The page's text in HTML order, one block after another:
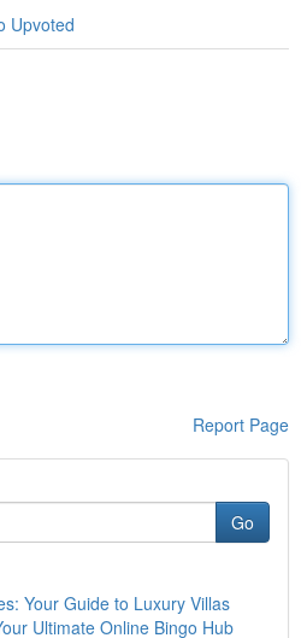
Upvoted
Report Page
Go
Your Guide to Luxury Villas
Ultimate Online Bingo Hub